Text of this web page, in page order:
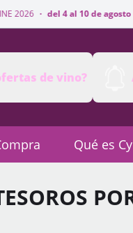
10 de agosto · CYBERWINE
de vino?
Qué es